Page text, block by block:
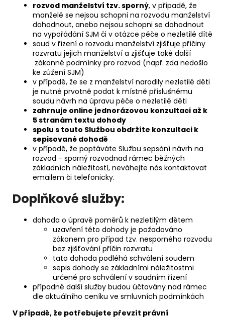
rozvod manželství tzv. sporný, v případě, že
manželé se nejsou schopni na rozvodu manželství
dohodnout, anebo nejsou schopni se dohodnout
na vypořádání SJM či v otázce péče o nezletilé dítě
soud v řízení o rozvodu manželství zjišťuje příčiny
rozvratu jejich manželství a zjišťuje také další
zákonné podmínky pro rozvod (např. zda nedošlo
ke zúžení SJM)
v případě, že se z manželství narodily nezletilé děti
je nutné prvotně podat k místně příslušnému
soudu návrh na úpravu péče o nezletilé děti
zahrnuje online jednorázovou konzultaci až k
5 stranám textu dohody
spolu s touto Službou obdržíte konzultaci k
sepisované dohodě
v případě, že poptáváte Službu sepsání návrh na
rozvod - sporný rozvodnad rámec běžných
základních náležitostí, neváhejte nás kontaktovat
emailem či telefonicky.
Doplňkové služby:
dohoda o úpravě poměrů k nezletilým dětem
uzavření této dohody je požadováno
zákonem pro případ tzv. nesporného rozvodu
bez zjišťování příčin rozvratu
tato dohoda podléhá schválení soudem
sepis dohody se základními náležitostmi
určené pro schválení v soudním řízení
případné další služby budou účtovány nad rámec
dle aktuálního ceníku ve smluvních podmínkách
V případě, že potřebujete převzít právní